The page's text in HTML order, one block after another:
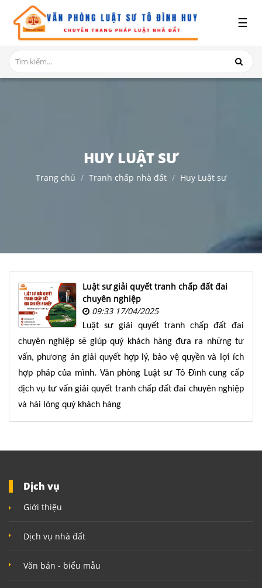
GIỚI
THIỆU
DỊCH
TỤC
VĂN
BẢN
BIỂU
MẪU
LIÊN
HỆ
☰
HUY LUẬT SƯ
Trang chủ Tranh chấp nhà đất Huy Luật sư
Luật sư giải quyết tranh chấp đất đai
chuyên nghiệp
09:33 17/04/2025
Luật sư giải quyết tranh chấp đất đai
chuyên nghiệp sẽ giúp quý khách hàng đưa ra những tư
vấn, phương án giải quyết hợp lý, bảo vệ quyền và lợi ích
hợp pháp của mình. Văn phòng Luật sư Tô Đình cung cấp
dịch vụ tư vấn giải quyết tranh chấp đất đai chuyên nghiệp
và hài lòng quý khách hàng
Dịch vụ
Giới thiệu
Dịch vụ nhà đất
Văn bản - biểu mẫu